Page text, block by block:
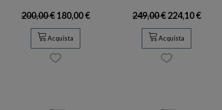
200,00 €180,00 €
Acquista
249,00 €224,10 €
Acquista